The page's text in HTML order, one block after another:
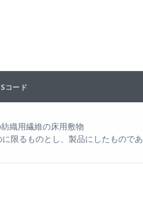
コード
織用繊維の床用敷物
限るものとし、製品にしたもので